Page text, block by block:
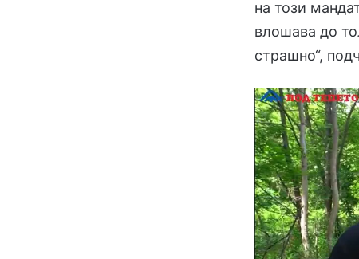
на този
влошава до
страшно“,